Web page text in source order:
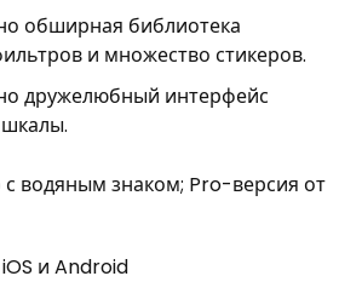
обширная библиотека
и множество стикеров.
дружелюбный интерфейс
с водяным знаком; Pro-версия от
и Android